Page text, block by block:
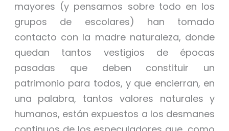
mayores (y pensamos sobre todo en los
grupos de escolares) han tomado
contacto con la madre naturaleza, donde
quedan tantos vestigios de épocas
pasadas que deben constituir un
patrimonio para todos, y que encierran, en
una palabra, tantos valores naturales y
humanos, están expuestos a los desmanes